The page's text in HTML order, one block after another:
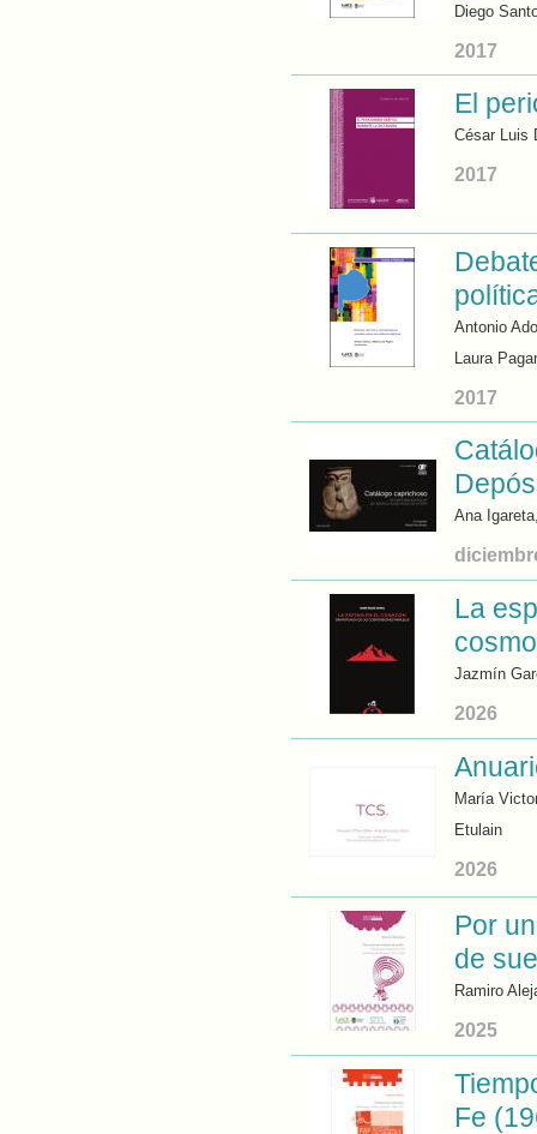
Diego
2017
El
César Luis
2017
Antonio
Laura
2017
Ana
La
Jazmín
2026
María
Etulain
2026
Por
de
Ramiro
2025
Fe